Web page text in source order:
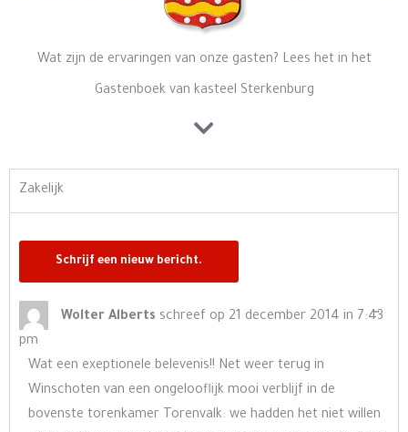
Wat zijn de ervaringen van onze gasten? Lees het in het
Gastenboek van kasteel Sterkenburg
Zakelijk
Wolter Alberts schreef op 21 december 2014 in 7:43
pm
Wat een exeptionele belevenis!! Net weer terug in
Winschoten van een ongelooflijk mooi verblijf in de
bovenste torenkamer Torenvalk: we hadden het niet willen
…
deze